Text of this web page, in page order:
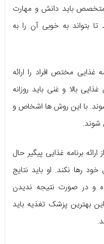
و متخصص باید دانش و مهارت
بتواند به خوبی آن را به
مختص افراد را ارائه
بالا و غنی باید روزانه
با این روش ها اشخاص و
شوند.
برنامه غذایی پیگیر حال
رها نکند. او باید نتایج
و در صورت نتیجه ندیدن
بهترین پزشک تغذیه باید